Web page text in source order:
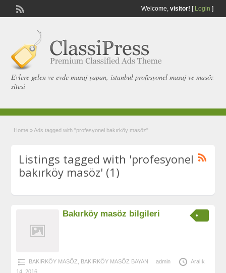
Welcome, visitor! [ Login ]
Evlere gelen ve evde masaj yapan, istanbul profesyonel masaj ve masöz
sitesi
Home » Ads tagged with "profesyonel bakırköy masöz"
Listings tagged with 'profesyonel
bakırköy masöz' (1)
Bakırköy masöz bilgileri
BAKIRKÖY MASÖZ BAKIRKÖY MASÖZ BAYAN admin
Aralık
14, 2016